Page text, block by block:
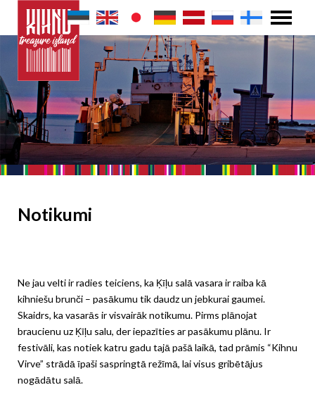
Notikumi
Ne jau velti ir radies teiciens, ka Ķīļu salā vasara ir raiba kā
kihniešu brunči – pasākumu tik daudz un jebkurai gaumei.
Skaidrs, ka vasarās ir visvairāk notikumu. Pirms plānojat
braucienu uz Ķīļu salu, der iepazīties ar pasākumu plānu. Ir
festivāli, kas notiek katru gadu tajā pašā laikā, tad prāmis “Kihnu
Virve” strādā īpaši saspringtā režīmā, lai visus gribētājus
nogādātu salā.